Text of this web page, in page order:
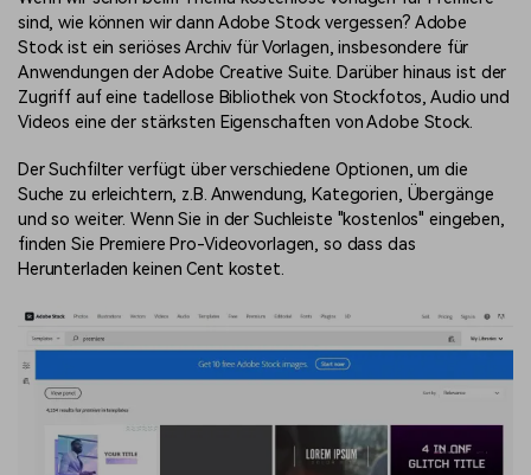
sind, wie können wir dann Adobe Stock vergessen? Adobe
Stock ist ein seriöses Archiv für Vorlagen, insbesondere für
Anwendungen der Adobe Creative Suite. Darüber hinaus ist der
Zugriff auf eine tadellose Bibliothek von Stockfotos, Audio und
Videos eine der stärksten Eigenschaften von Adobe Stock.
Der Suchfilter verfügt über verschiedene Optionen, um die
Suche zu erleichtern, z.B. Anwendung, Kategorien, Übergänge
und so weiter. Wenn Sie in der Suchleiste "kostenlos" eingeben,
finden Sie Premiere Pro-Videovorlagen, so dass das
Herunterladen keinen Cent kostet.